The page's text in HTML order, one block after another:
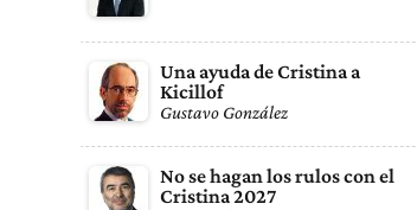
Una ayuda de Cristina a
Kicillof
Gustavo González
No se hagan los rulos con el
Cristina 2027